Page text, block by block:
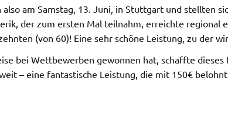
also am Samstag, 13. Juni, in Stuttgart und stellten
der zum ersten Mal teilnahm, erreichte regional
(von 60)! Eine sehr schöne Leistung, zu der
bei Wettbewerben gewonnen hat, schaffte dieses
– eine fantastische Leistung, die mit 150€